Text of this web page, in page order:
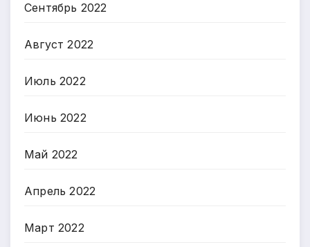
Сентябрь 2022
Август 2022
Июль 2022
Июнь 2022
Май 2022
Апрель 2022
Март 2022